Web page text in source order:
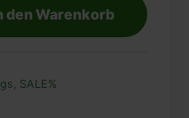
den Warenkorb
SALE%